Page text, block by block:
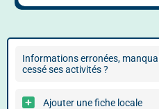
Informations erronées,
cessé ses activités ?
Ajouter une fiche locale